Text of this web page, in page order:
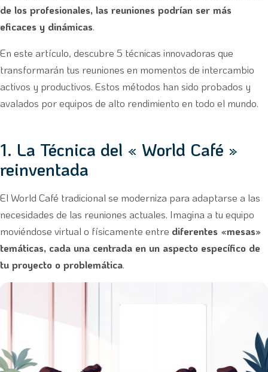
de los profesionales, las reuniones podrían ser más
eficaces y dinámicas.
En este artículo, descubre 5 técnicas innovadoras que
transformarán tus reuniones en momentos de intercambio
activos y productivos. Estos métodos han sido probados y
avalados por equipos de alto rendimiento en todo el mundo.
1. La Técnica del « World Café »
reinventada
El World Café tradicional se moderniza para adaptarse a las
necesidades de las reuniones actuales. Imagina a tu equipo
moviéndose virtual o físicamente entre diferentes «mesas»
temáticas, cada una centrada en un aspecto específico de
tu proyecto o problemática.